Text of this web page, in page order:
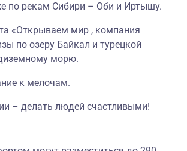
по рекам Сибири – Оби и Иртышу.
«Открываем мир , компания
по озеру Байкал и турецкой
морю.
к мелочам.
– делать людей счастливыми!